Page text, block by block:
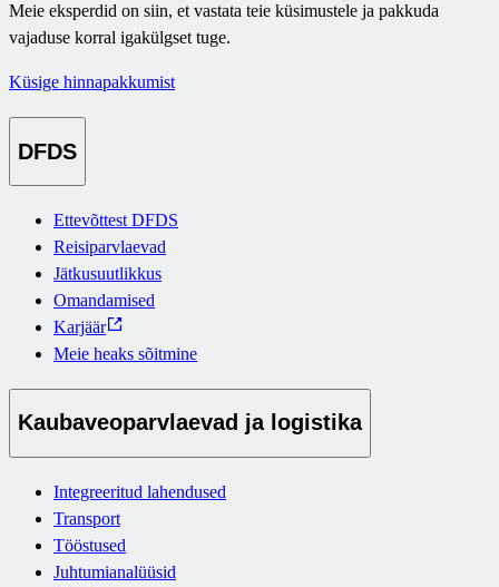
Meie eksperdid on siin, et vastata teie küsimustele ja pakkuda
vajaduse korral igakülgset tuge.
Küsige hinnapakkumist
DFDS
Ettevõttest DFDS
Reisiparvlaevad
Jätkusuutlikkus
Omandamised
Karjäär
Meie heaks sõitmine
Kaubaveoparvlaevad ja logistika
Integreeritud lahendused
Transport
Tööstused
Juhtumianalüüsid